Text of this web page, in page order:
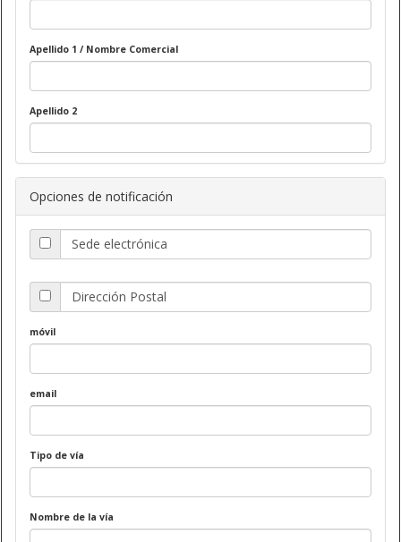
Apellido 1 / Nombre Comercial
Apellido 2
Opciones de notificación
Sede electrónica
Dirección Postal
móvil
email
Tipo de vía
Nombre de la vía